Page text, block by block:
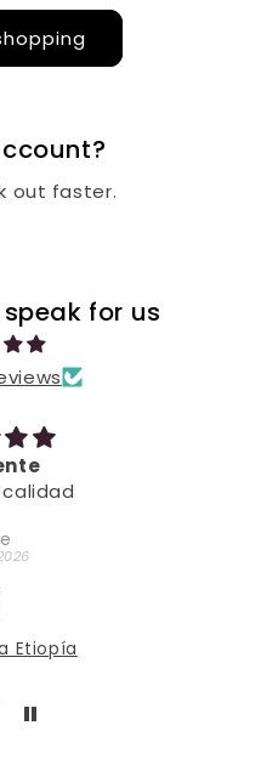
out faster.
for us
Etiopía